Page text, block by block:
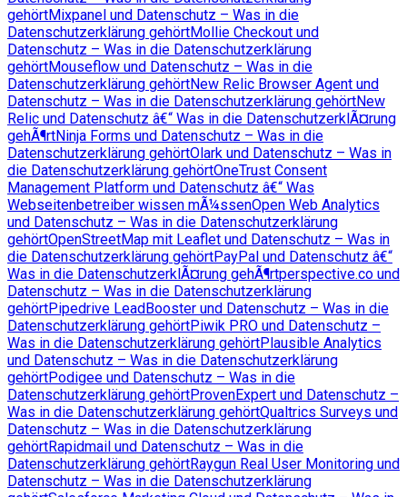
gehörtMixpanel und Datenschutz – Was in die
Datenschutzerklärung gehörtMollie Checkout und
Datenschutz – Was in die Datenschutzerklärung
gehörtMouseflow und Datenschutz – Was in die
Datenschutzerklärung gehörtNew Relic Browser Agent und
Datenschutz – Was in die Datenschutzerklärung gehörtNew
Relic und Datenschutz â€“ Was in die DatenschutzerklÃ¤rung
gehÃ¶rtNinja Forms und Datenschutz – Was in die
Datenschutzerklärung gehörtOlark und Datenschutz – Was in
die Datenschutzerklärung gehörtOneTrust Consent
Management Platform und Datenschutz â€“ Was
Webseitenbetreiber wissen mÃ¼ssenOpen Web Analytics
und Datenschutz – Was in die Datenschutzerklärung
gehörtOpenStreetMap mit Leaflet und Datenschutz – Was in
die Datenschutzerklärung gehörtPayPal und Datenschutz â€“
Was in die DatenschutzerklÃ¤rung gehÃ¶rtperspective.co und
Datenschutz – Was in die Datenschutzerklärung
gehörtPipedrive LeadBooster und Datenschutz – Was in die
Datenschutzerklärung gehörtPiwik PRO und Datenschutz –
Was in die Datenschutzerklärung gehörtPlausible Analytics
und Datenschutz – Was in die Datenschutzerklärung
gehörtPodigee und Datenschutz – Was in die
Datenschutzerklärung gehörtProvenExpert und Datenschutz –
Was in die Datenschutzerklärung gehörtQualtrics Surveys und
Datenschutz – Was in die Datenschutzerklärung
gehörtRapidmail und Datenschutz – Was in die
Datenschutzerklärung gehörtRaygun Real User Monitoring und
Datenschutz – Was in die Datenschutzerklärung